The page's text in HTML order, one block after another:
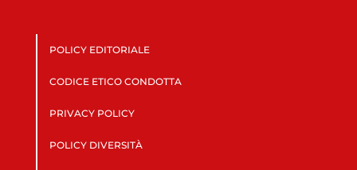
POLICY EDITORIALE
CODICE ETICO CONDOTTA
PRIVACY POLICY
POLICY DIVERSITÀ